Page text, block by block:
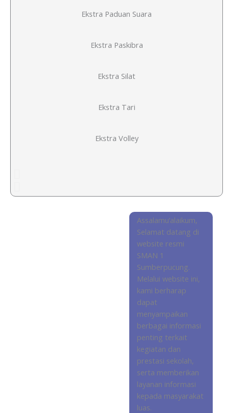
Ekstra Paduan Suara
Ekstra Paskibra
Ekstra Silat
Ekstra Tari
Ekstra Volley
Assalamu’alaikum,
Selamat datang di
website resmi
SMAN 1
Sumberpucung.
Melalui website ini,
kami berharap
dapat
menyampaikan
berbagai informasi
penting terkait
kegiatan dan
prestasi sekolah,
serta memberikan
layanan informasi
kepada masyarakat
luas.